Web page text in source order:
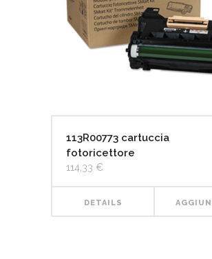
113R00773 cartuccia
fotoricettore
114,33 €
DETAILS